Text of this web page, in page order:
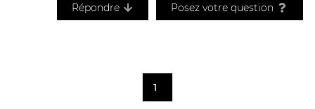
Répondre Posez votre question
1